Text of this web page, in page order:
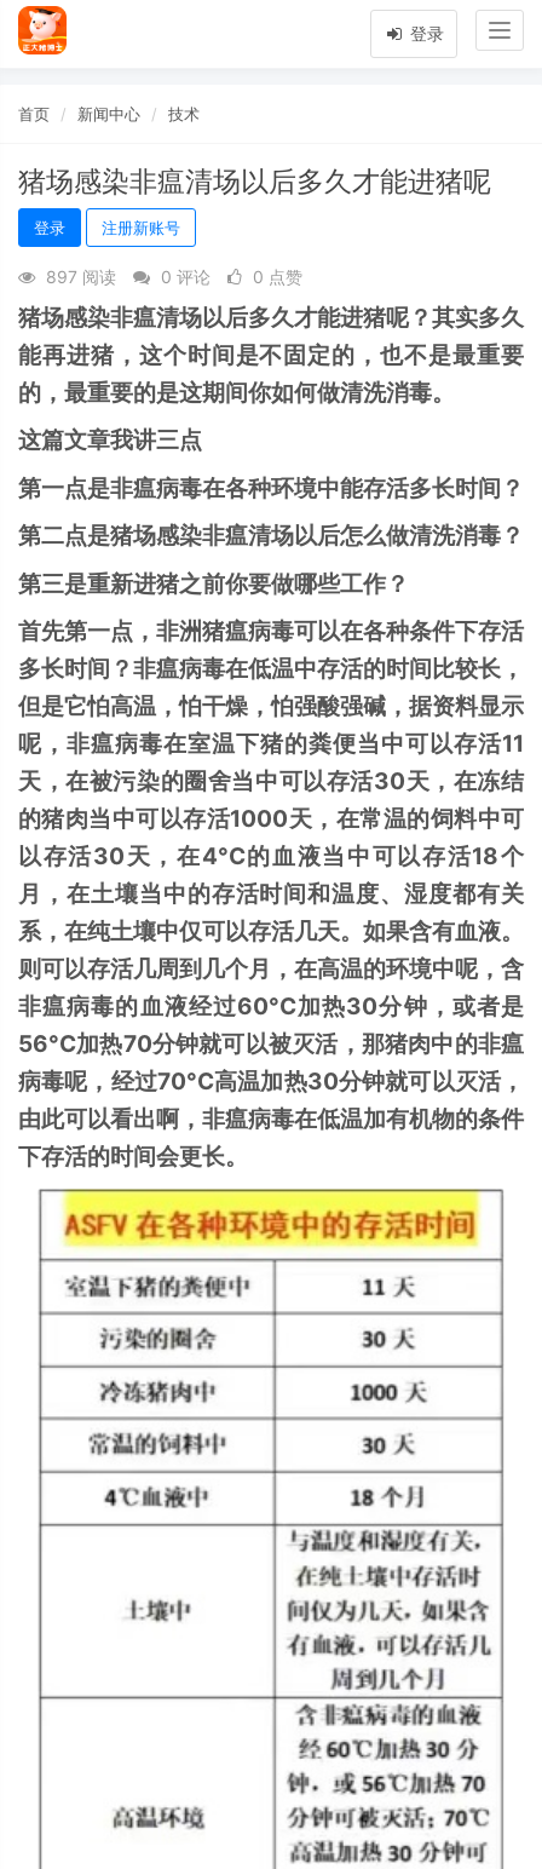
登录
首页 新闻中心 技术
猪场感染非瘟清场以后多久才能进猪呢
登录 注册新账号
897 阅读 0 评论 0 点赞
猪场感染非瘟清场以后多久才能进猪呢？其实多久
能再进猪，这个时间是不固定的，也不是最重要
的，最重要的是这期间你如何做清洗消毒。
这篇文章我讲三点
第一点是非瘟病毒在各种环境中能存活多长时间？
第二点是猪场感染非瘟清场以后怎么做清洗消毒？
第三是重新进猪之前你要做哪些工作？
首先第一点，非洲猪瘟病毒可以在各种条件下存活
多长时间？非瘟病毒在低温中存活的时间比较长，
但是它怕高温，怕干燥，怕强酸强碱，据资料显示
呢，非瘟病毒在室温下猪的粪便当中可以存活11
天，在被污染的圈舍当中可以存活30天，在冻结
的猪肉当中可以存活1000天，在常温的饲料中可
以存活30天，在4°C的血液当中可以存活18个
月，在土壤当中的存活时间和温度、湿度都有关
系，在纯土壤中仅可以存活几天。如果含有血液。
则可以存活几周到几个月，在高温的环境中呢，含
非瘟病毒的血液经过60°C加热30分钟，或者是
56°C加热70分钟就可以被灭活，那猪肉中的非瘟
病毒呢，经过70°C高温加热30分钟就可以灭活，
由此可以看出啊，非瘟病毒在低温加有机物的条件
下存活的时间会更长。